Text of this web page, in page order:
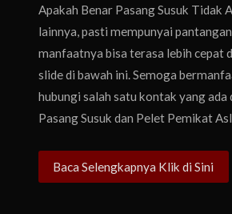
Apakah Benar Pasang Susuk Tidak
lainnya, pasti mempunyai
manfaatnya bisa terasa lebih cepat
slide di bawah ini. Semoga
hubungi salah satu kontak yang
Pasang Susuk dan Pelet Pemikat
Baca Selengkapnya Klik di Sini